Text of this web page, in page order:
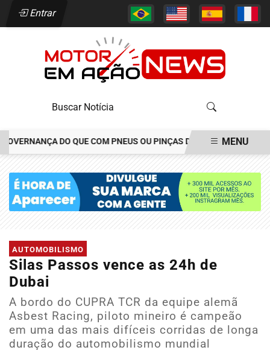
Entrar
DO QUE COM PNEUS OU PINÇAS DE FREIOS MENU
AUTOMOBILISMO
Silas Passos vence as 24h de
Dubai
A bordo do CUPRA TCR da equipe alemã
Asbest Racing, piloto mineiro é campeão
em uma das mais difíceis corridas de longa
duração do automobilismo mundial